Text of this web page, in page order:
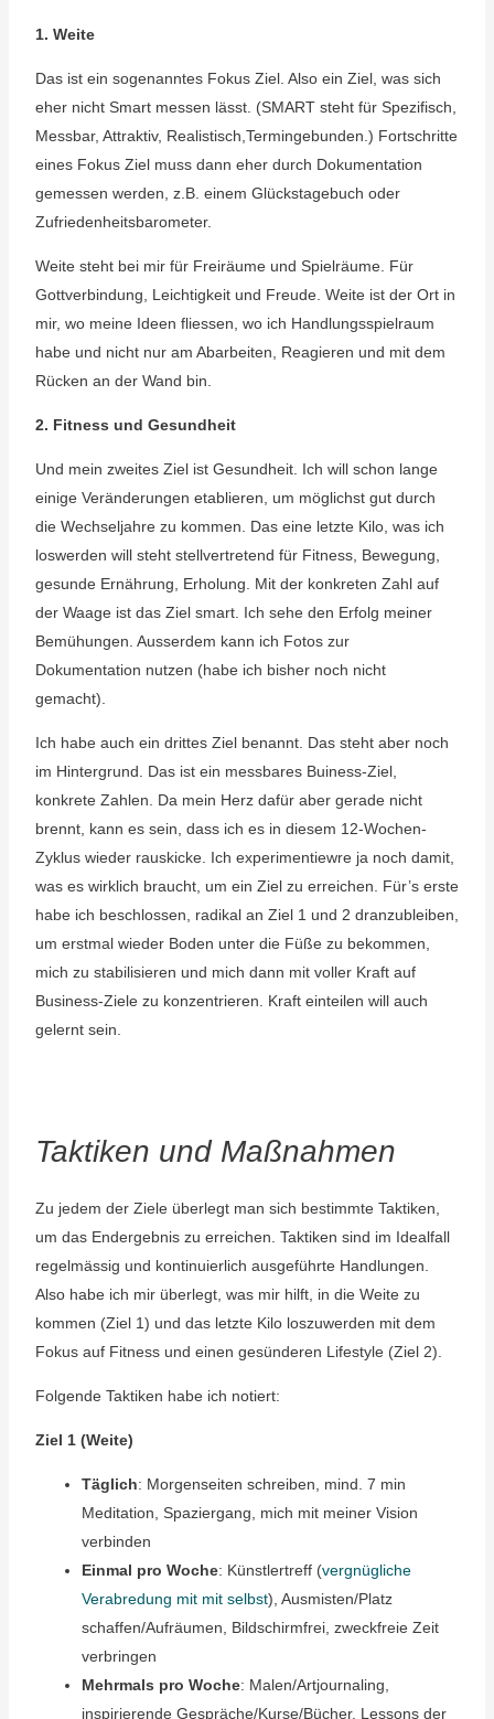
1. Weite
Das ist ein sogenanntes Fokus Ziel. Also ein Ziel, was sich
eher nicht Smart messen lässt. (SMART steht für Spezifisch,
Messbar, Attraktiv, Realistisch,Termingebunden.) Fortschritte
eines Fokus Ziel muss dann eher durch Dokumentation
gemessen werden, z.B. einem Glückstagebuch oder
Zufriedenheitsbarometer.
Weite steht bei mir für Freiräume und Spielräume. Für
Gottverbindung, Leichtigkeit und Freude. Weite ist der Ort in
mir, wo meine Ideen fliessen, wo ich Handlungsspielraum
habe und nicht nur am Abarbeiten, Reagieren und mit dem
Rücken an der Wand bin.
2. Fitness und Gesundheit
Und mein zweites Ziel ist Gesundheit. Ich will schon lange
einige Veränderungen etablieren, um möglichst gut durch
die Wechseljahre zu kommen. Das eine letzte Kilo, was ich
loswerden will steht stellvertretend für Fitness, Bewegung,
gesunde Ernährung, Erholung. Mit der konkreten Zahl auf
der Waage ist das Ziel smart. Ich sehe den Erfolg meiner
Bemühungen. Ausserdem kann ich Fotos zur
Dokumentation nutzen (habe ich bisher noch nicht
gemacht).
Ich habe auch ein drittes Ziel benannt. Das steht aber noch
im Hintergrund. Das ist ein messbares Buiness-Ziel,
konkrete Zahlen. Da mein Herz dafür aber gerade nicht
brennt, kann es sein, dass ich es in diesem 12-Wochen-
Zyklus wieder rauskicke. Ich experimentiewre ja noch damit,
was es wirklich braucht, um ein Ziel zu erreichen. Für’s erste
habe ich beschlossen, radikal an Ziel 1 und 2 dranzubleiben,
um erstmal wieder Boden unter die Füße zu bekommen,
mich zu stabilisieren und mich dann mit voller Kraft auf
Business-Ziele zu konzentrieren. Kraft einteilen will auch
gelernt sein.
Taktiken und Maßnahmen
Zu jedem der Ziele überlegt man sich bestimmte Taktiken,
um das Endergebnis zu erreichen. Taktiken sind im Idealfall
regelmässig und kontinuierlich ausgeführte Handlungen.
Also habe ich mir überlegt, was mir hilft, in die Weite zu
kommen (Ziel 1) und das letzte Kilo loszuwerden mit dem
Fokus auf Fitness und einen gesünderen Lifestyle (Ziel 2).
Folgende Taktiken habe ich notiert:
Ziel 1 (Weite)
Täglich: Morgenseiten schreiben, mind. 7 min
Meditation, Spaziergang, mich mit meiner Vision
verbinden
Einmal pro Woche: Künstlertreff (vergnügliche
Verabredung mit mit selbst), Ausmisten/Platz
schaffen/Aufräumen, Bildschirmfrei, zweckfreie Zeit
verbringen
Mehrmals pro Woche: Malen/Artjournaling,
inspirierende Gespräche/Kurse/Bücher, Lessons der